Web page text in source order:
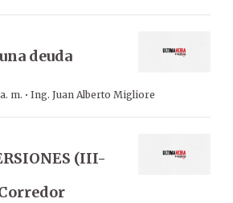
deuda
m. · Ing. Juan Alberto Migliore
(III-